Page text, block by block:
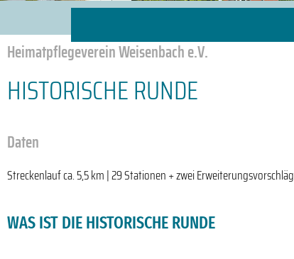
Heimatpflegeverein Weisenbach e.V.
HISTORISCHE RUNDE
Daten
Streckenlauf ca. 5,5 km | 29 Stationen + zwei
WAS IST DIE HISTORISCHE RUNDE